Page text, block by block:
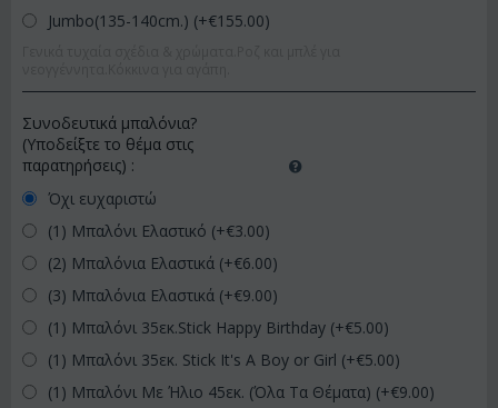
Jumbo(135-140cm.) (+€155.00)
Συνοδευτικά μπαλόνια?
(Υποδείξτε το θέμα στις
παρατηρήσεις) :
Όχι ευχαριστώ
(1) Μπαλόνι Ελαστικό (+€3.00)
(2) Μπαλόνια Ελαστικά (+€6.00)
(3) Μπαλόνια Ελαστικά (+€9.00)
(1) Μπαλόνι 35εκ.Stick Happy Birthday (+€5.00)
(1) Μπαλόνι 35εκ. Stick It's A Boy or Girl (+€5.00)
(1) Μπαλόνι Με Ήλιο 45εκ. (Όλα Τα Θέματα) (+€9.00)